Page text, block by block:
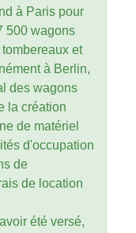
à Paris pour
500 wagons
et
à Berlin,
des wagons
la création
de matériel
d'occupation
de
de location
été versé,